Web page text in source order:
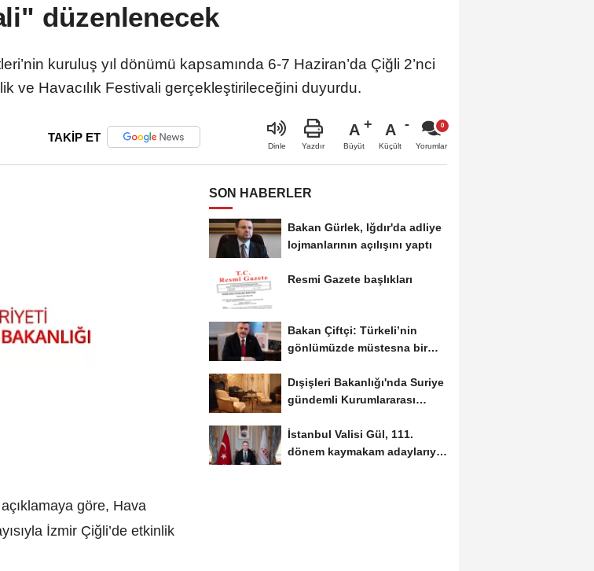
düzenlenecek
kuruluş yıl dönümü kapsamında 6-7 Haziran’da Çiğli 2’nci
ve Havacılık Festivali gerçekleştirileceğini duyurdu.
TAKİP ET
Dinle Yazdır
A
Büyüt
A
Küçült Yorumlar
göre, Hava
İzmir Çiğli’de etkinlik
SON HABERLER
Bakan Gürlek, Iğdır'da adliye
lojmanlarının açılışını yaptı
Resmi Gazete başlıkları
Bakan Çiftçi: Türkeli’nin
gönlümüzde müstesna bir
Dışişleri Bakanlığı'nda Suriye
gündemli Kurumlararası
İstanbul Valisi Gül, 111.
dönem kaymakam adaylarıyla